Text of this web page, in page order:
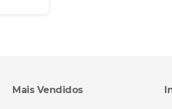
Mais Vendidos